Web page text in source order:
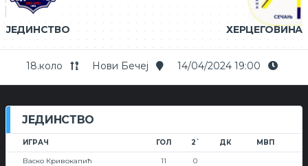
ЈЕДИНСТВО ХЕРЦЕГОВИНА
18.коло Нови Бечеј 14/04/2024 19:00
ЈЕДИНСТВО
ИГРАЧ ГОЛ 2` ДК МВП
Васко Кривокапић 11 0